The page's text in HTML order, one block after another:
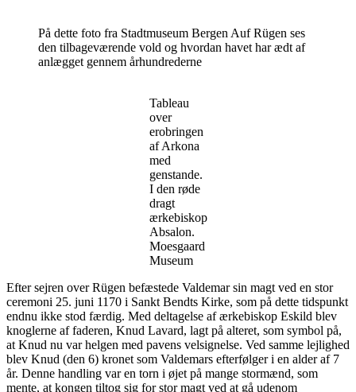
På dette foto fra Stadtmuseum Bergen Auf Rügen ses
den tilbageværende vold og hvordan havet har ædt af
anlægget gennem århundrederne
Tableau
over
erobringen
af Arkona
med
genstande.
I den røde
dragt
ærkebiskop
Absalon.
Moesgaard
Museum
Efter sejren over Rügen befæstede Valdemar sin magt ved en stor
ceremoni 25. juni 1170 i Sankt Bendts Kirke, som på dette tidspunkt
endnu ikke stod færdig. Med deltagelse af ærkebiskop Eskild blev
knoglerne af faderen, Knud Lavard, lagt på alteret, som symbol på,
at Knud nu var helgen med pavens velsignelse. Ved samme lejlighed
blev Knud (den 6) kronet som Valdemars efterfølger i en alder af 7
år. Denne handling var en torn i øjet på mange stormænd, som
mente, at kongen tiltog sig for stor magt ved at gå udenom